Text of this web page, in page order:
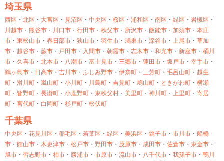
埼玉県
西区 ・ 北区 ・ 大宮区 ・ 見沼区 ・ 中央区 ・ 桜区 ・ 浦和区 ・ 南区 ・ 緑区 ・ 岩槻区 ・
川越市 ・ 熊谷市 ・ 川口市 ・ 行田市 ・ 秩父市 ・ 所沢市 ・ 飯能市 ・ 加須市 ・ 本庄
市 ・ 東松山市 ・ 春日部市 ・ 狭山市 ・ 羽生市 ・ 鴻巣市 ・ 深谷市 ・ 上尾市 ・ 草加
市 ・ 越谷市 ・ 蕨市 ・ 戸田市 ・ 入間市 ・ 朝霞市 ・ 志木市 ・ 和光市 ・ 新座市 ・ 桶川
市 ・ 久喜市 ・ 北本市 ・ 八潮市 ・ 富士見市 ・ 三郷市 ・ 蓮田市 ・ 坂戸市 ・ 幸手市 ・
鶴ヶ島市 ・ 日高市 ・ 吉川市 ・ ふじみ野市 ・ 伊奈町 ・ 三芳町 ・ 毛呂山町 ・ 越生
町 ・ 滑川町 ・ 嵐山町 ・ 小川町 ・ 川島町 ・ 吉見町 ・ 鳩山町 ・ ときがわ町 ・ 横瀬
町 ・ 皆野町 ・ 長瀞町 ・ 小鹿野町 ・ 東秩父村 ・ 美里町 ・ 神川町 ・ 上里町 ・ 寄居
町 ・ 宮代町 ・ 白岡町 ・ 杉戸町 ・ 松伏町
千葉県
中央区 ・ 花見川区 ・ 稲毛区 ・ 若葉区 ・ 緑区 ・ 美浜区 ・ 銚子市 ・ 市川市 ・ 船橋
市 ・ 館山市 ・ 木更津市 ・ 松戸市 ・ 野田市 ・ 茂原市 ・ 成田市 ・ 佐倉市 ・ 東金市 ・
旭市 ・ 習志野市 ・ 柏市 ・ 勝浦市 ・ 市原市 ・ 流山市 ・ 八千代市 ・ 我孫子市 ・ 鴨川